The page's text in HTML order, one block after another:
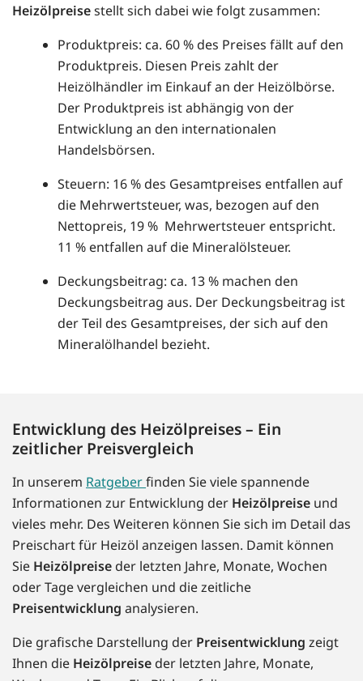
Heizölpreisestellt sich dabei wie folgt zusammen:
Produktpreis: ca. 60 % des Preises fällt auf den
Produktpreis. Diesen Preis zahlt der
Heizölhändler im Einkauf an der Heizölbörse.
Der Produktpreis ist abhängig von der
Entwicklung an den internationalen
Handelsbörsen.
Steuern: 16 % des Gesamtpreises entfallen auf
die Mehrwertsteuer, was, bezogen auf den
Nettopreis, 19 % Mehrwertsteuer entspricht.
11 % entfallen auf die Mineralölsteuer.
Deckungsbeitrag: ca. 13 % machen den
Deckungsbeitrag aus. Der Deckungsbeitrag ist
der Teil des Gesamtpreises, der sich auf den
Mineralölhandel bezieht.
Entwicklung des Heizölpreises – Ein
zeitlicher Preisvergleich
In unserem Ratgeberfinden Sie viele spannende
Informationen zur Entwicklung der Heizölpreise und
vieles mehr. Des Weiteren können Sie sich im Detail das
Preischart für Heizöl anzeigen lassen. Damit können
Sie Heizölpreise der letzten Jahre, Monate, Wochen
oder Tage vergleichen und die zeitliche
Preisentwicklung analysieren.
Die grafische Darstellung der Preisentwicklung zeigt
Ihnen die Heizölpreise der letzten Jahre, Monate,